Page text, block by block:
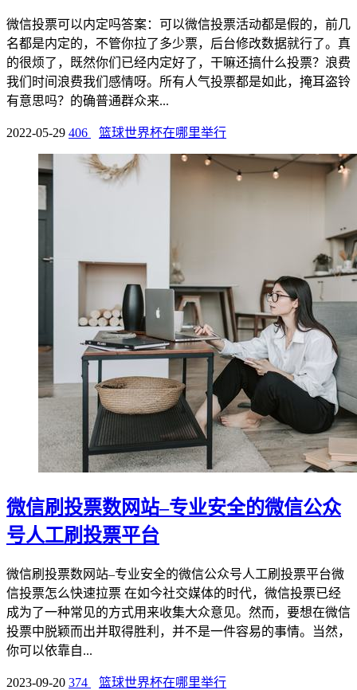
微信投票可以内定吗答案：可以微信投票活动都是假的，前几
名都是内定的，不管你拉了多少票，后台修改数据就行了。真
的很烦了，既然你们已经内定好了，干嘛还搞什么投票？浪费
我们时间浪费我们感情呀。所有人气投票都是如此，掩耳盗铃
有意思吗？的确普通群众来...
2022-05-29 406 篮球世界杯在哪里举行
微信刷投票数网站–专业安全的微信公众
号人工刷投票平台
微信刷投票数网站–专业安全的微信公众号人工刷投票平台微
信投票怎么快速拉票 在如今社交媒体的时代，微信投票已经
成为了一种常见的方式用来收集大众意见。然而，要想在微信
投票中脱颖而出并取得胜利，并不是一件容易的事情。当然，
你可以依靠自...
2023-09-20 374 篮球世界杯在哪里举行